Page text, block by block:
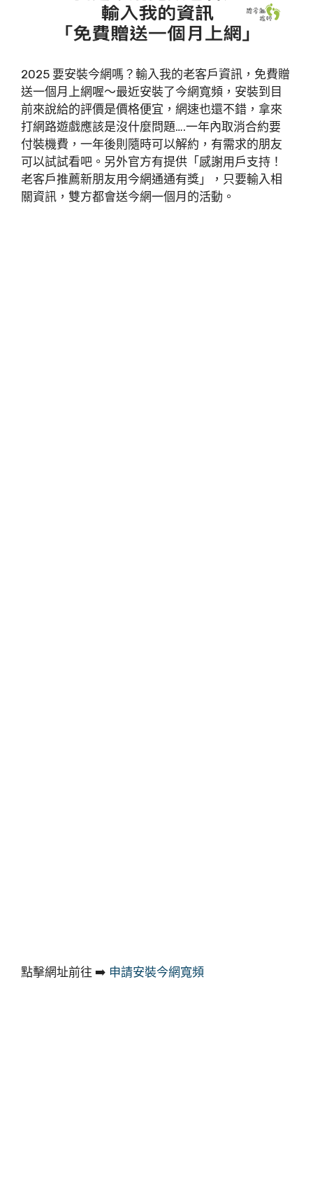
2025 要安裝今網嗎？輸入我的老客戶資訊，免費贈
送一個月上網喔～最近安裝了今網寬頻，安裝到目
前來說給的評價是價格便宜，網速也還不錯，拿來
打網路遊戲應該是沒什麼問題….一年內取消合約要
付裝機費，一年後則隨時可以解約，有需求的朋友
可以試試看吧。另外官方有提供「感謝用戶支持！
老客戶推薦新朋友用今網通通有獎」，只要輸入相
關資訊，雙方都會送今網一個月的活動。
點擊網址前往 ➡️ 申請安裝今網寬頻